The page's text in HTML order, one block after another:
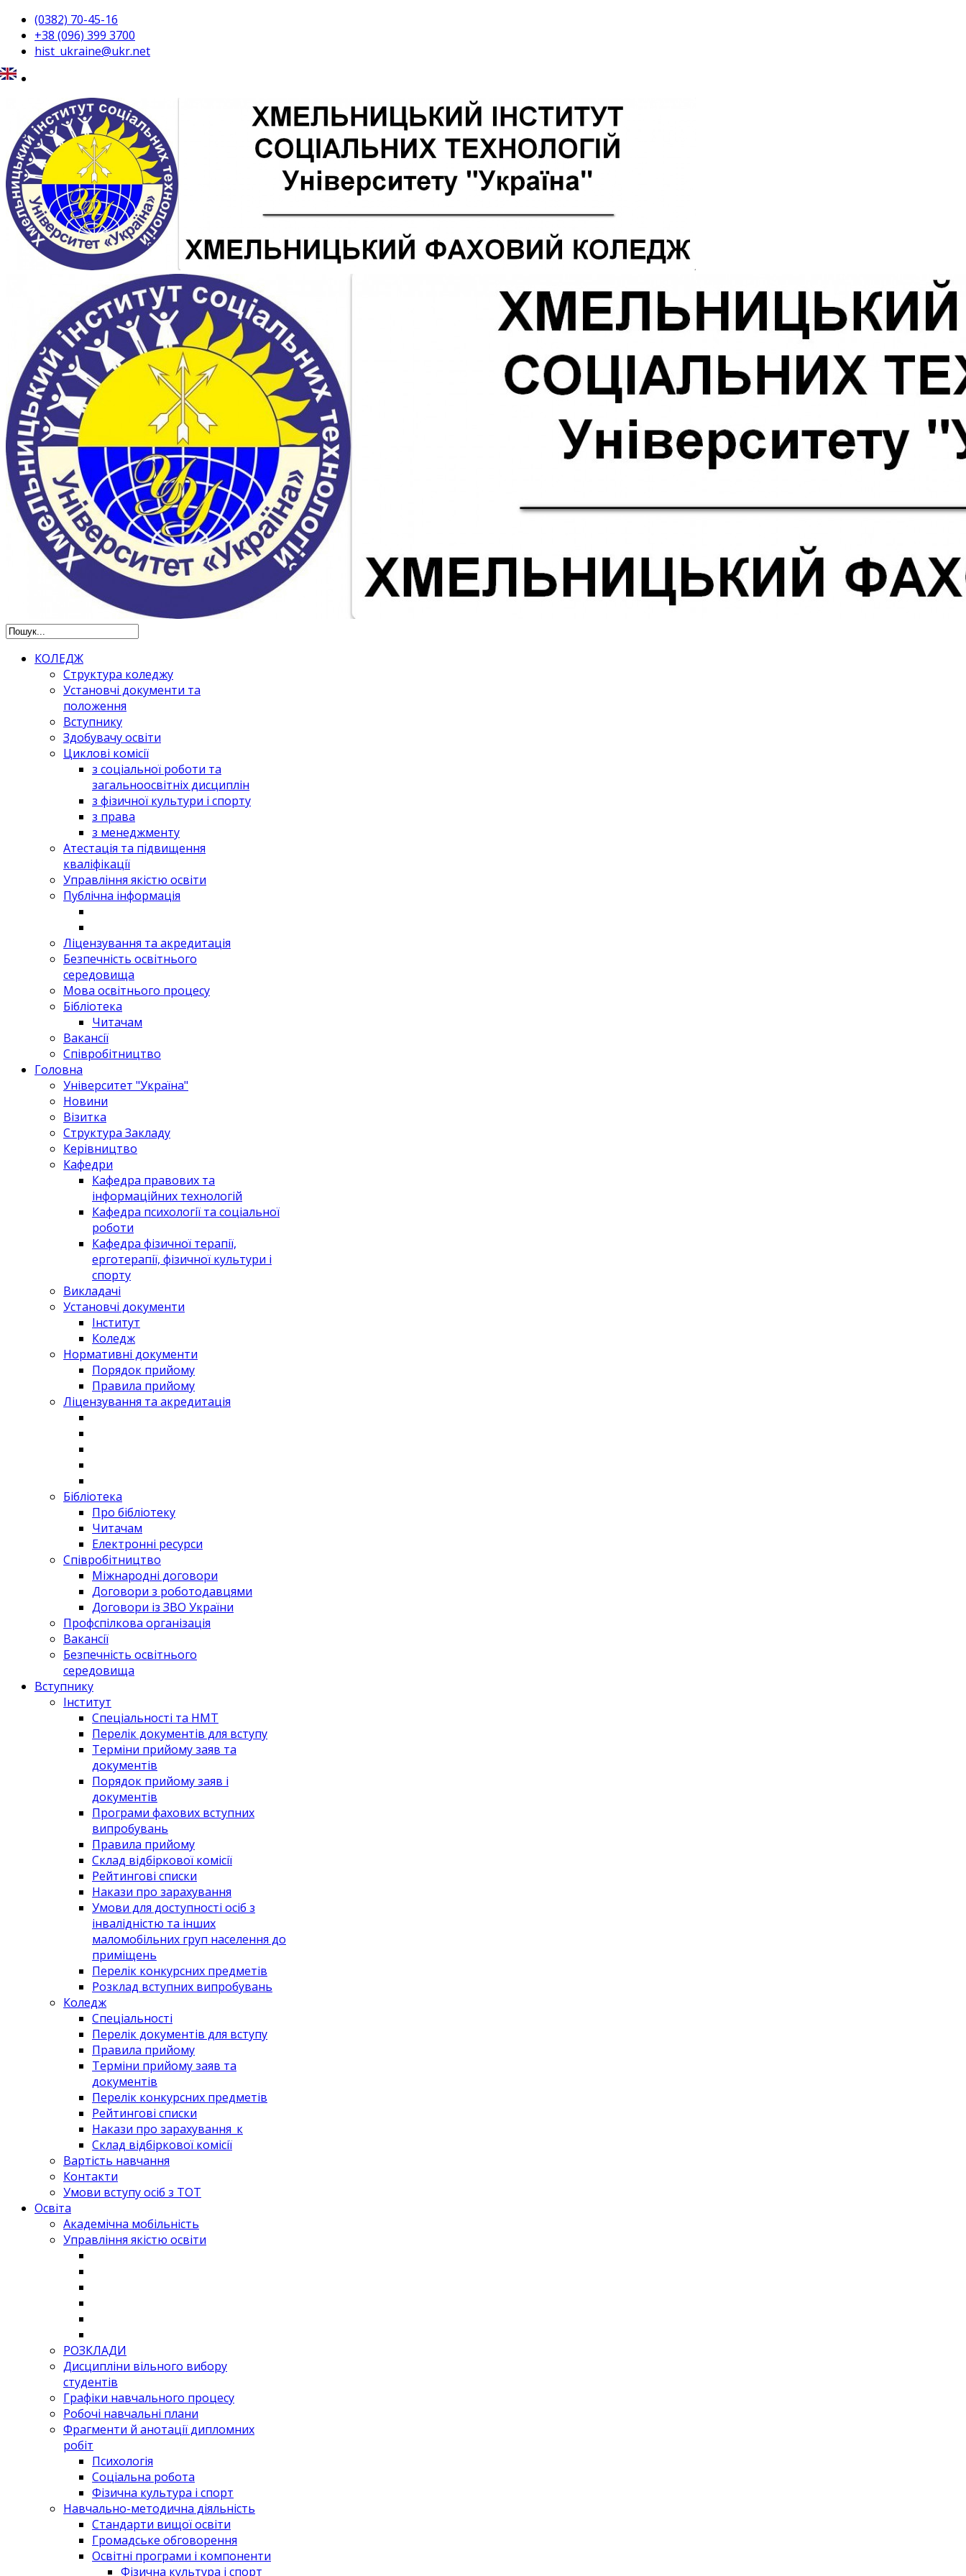
(0382) 70-45-16
+38 (096) 399 3700
hist_ukraine@ukr.net
КОЛЕДЖ
Структура коледжу
Установчі документи та
положення
Вступнику
Здобувачу освіти
Циклові комісії
з соціальної роботи та
загальноосвітніх дисциплін
з фізичної культури і спорту
з права
з менеджменту
Атестація та підвищення
кваліфікації
Управління якістю освіти
Публічна інформація
Ліцензування та акредитація
Безпечність освітнього
середовища
Мова освітнього процесу
Бібліотека
Читачам
Вакансії
Співробітництво
Головна
Університет "Україна"
Новини
Візитка
Структура Закладу
Керівництво
Кафедри
Кафедра правових та
інформаційних технологій
Кафедра психології та соціальної
роботи
Кафедра фізичної терапії,
ерготерапії, фізичної культури і
спорту
Викладачі
Установчі документи
Інститут
Коледж
Нормативні документи
Порядок прийому
Правила прийому
Ліцензування та акредитація
Бібліотека
Про бібліотеку
Читачам
Електронні ресурси
Співробітництво
Міжнародні договори
Договори з роботодавцями
Договори із ЗВО України
Профспілкова організація
Вакансії
Безпечність освітнього
середовища
Вступнику
Інститут
Спеціальності та НМТ
Перелік документів для вступу
Терміни прийому заяв та
документів
Порядок прийому заяв і
документів
Програми фахових вступних
випробувань
Правила прийому
Склад відбіркової комісії
Рейтингові списки
Накази про зарахування
Умови для доступності осіб з
інвалідністю та інших
маломобільних груп населення до
приміщень
Перелік конкурсних предметів
Розклад вступних випробувань
Коледж
Спеціальності
Перелік документів для вступу
Правила прийому
Терміни прийому заяв та
документів
Перелік конкурсних предметів
Рейтингові списки
Накази про зарахування_к
Склад відбіркової комісії
Вартість навчання
Контакти
Умови вступу осіб з ТОТ
Освіта
Академічна мобільність
Управління якістю освіти
РОЗКЛАДИ
Дисципліни вільного вибору
студентів
Графіки навчального процесу
Робочі навчальні плани
Фрагменти й анотації дипломних
робіт
Психологія
Соціальна робота
Фізична культура і спорт
Навчально-методична діяльність
Стандарти вищої освіти
Громадське обговорення
Освітні програми і компоненти
Фізична культура і спорт